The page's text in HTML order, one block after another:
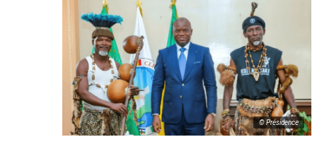
© Présidence